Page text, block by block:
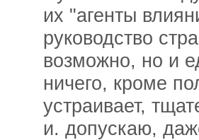
их "агенты
руководство
возможно, но и
ничего, кроме
устраивает,
и. допускаю,